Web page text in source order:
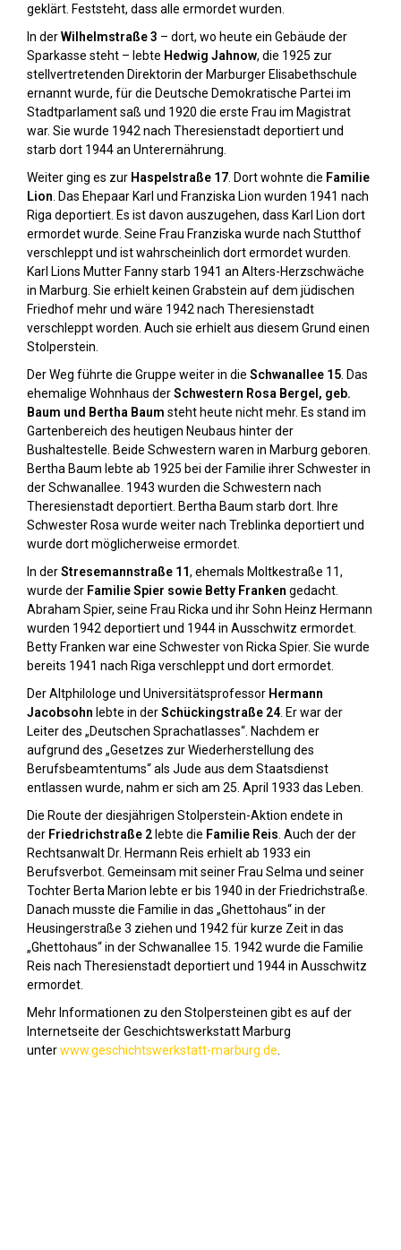
geklärt. Feststeht, dass alle ermordet wurden.
In derWilhelmstraße 3 – dort, wo heute ein Gebäude der
Sparkasse steht – lebte Hedwig Jahnow, die 1925 zur
stellvertretenden Direktorin der Marburger Elisabethschule
ernannt wurde, für die Deutsche Demokratische Partei im
Stadtparlament saß und 1920 die erste Frau im Magistrat
war. Sie wurde 1942 nach Theresienstadt deportiert und
starb dort 1944 an Unterernährung.
Weiter ging es zur Haspelstraße 17 . Dort wohnte die Familie
Lion . Das Ehepaar Karl und Franziska Lion wurden 1941 nach
Riga deportiert. Es ist davon auszugehen, dass Karl Lion dort
ermordet wurde. Seine Frau Franziska wurde nach Stutthof
verschleppt und ist wahrscheinlich dort ermordet wurden.
Karl Lions Mutter Fanny starb 1941 an Alters-Herzschwäche
in Marburg. Sie erhielt keinen Grabstein auf dem jüdischen
Friedhof mehr und wäre 1942 nach Theresienstadt
verschleppt worden. Auch sie erhielt aus diesem Grund einen
Stolperstein.
Der Weg führte die Gruppe weiter in die Schwanallee 15 . Das
ehemalige Wohnhaus derSchwestern Rosa Bergel, geb.
Baum und Bertha Baum steht heute nicht mehr. Es stand im
Gartenbereich des heutigen Neubaus hinter der
Bushaltestelle. Beide Schwestern waren in Marburg geboren.
Bertha Baum lebte ab 1925 bei der Familie ihrer Schwester in
der Schwanallee. 1943 wurden die Schwestern nach
Theresienstadt deportiert. Bertha Baum starb dort. Ihre
Schwester Rosa wurde weiter nach Treblinka deportiert und
wurde dort möglicherweise ermordet.
In derStresemannstraße 11, ehemals Moltkestraße 11,
wurde der Familie Spier sowie Betty Franken gedacht.
Abraham Spier, seine Frau Ricka und ihr Sohn Heinz Hermann
wurden 1942 deportiert und 1944 in Ausschwitz ermordet.
Betty Franken war eine Schwester von Ricka Spier. Sie wurde
bereits 1941 nach Riga verschleppt und dort ermordet.
Der Altphilologe und Universitätsprofessor Hermann
Jacobsohn lebte in derSchückingstraße 24 . Er war der
Leiter des „Deutschen Sprachatlasses“. Nachdem er
aufgrund des „Gesetzes zur Wiederherstellung des
Berufsbeamtentums“ als Jude aus dem Staatsdienst
entlassen wurde, nahm er sich am 25. April 1933 das Leben.
Die Route der diesjährigen Stolperstein-Aktion endete in
der Friedrichstraße 2lebte die Familie Reis . Auch der der
Rechtsanwalt Dr. Hermann Reis erhielt ab 1933 ein
Berufsverbot. Gemeinsam mit seiner Frau Selma und seiner
Tochter Berta Marion lebte er bis 1940 in der Friedrichstraße.
Danach musste die Familie in das „Ghettohaus“ in der
Heusingerstraße 3 ziehen und 1942 für kurze Zeit in das
„Ghettohaus“ in der Schwanallee 15. 1942 wurde die Familie
Reis nach Theresienstadt deportiert und 1944 in Ausschwitz
ermordet.
Mehr Informationen zu den Stolpersteinen gibt es auf der
Internetseite der Geschichtswerkstatt Marburg
unterwww.geschichtswerkstatt-marburg.de